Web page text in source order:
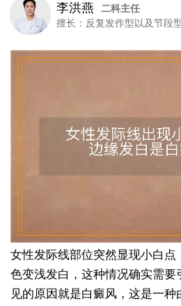
李洪燕
二科主任
擅长：反复发作型以及节段
女性发际线部位突然显现小白点
色变浅发白，这种情况确实需要
见的原因就是白癜风，这是一